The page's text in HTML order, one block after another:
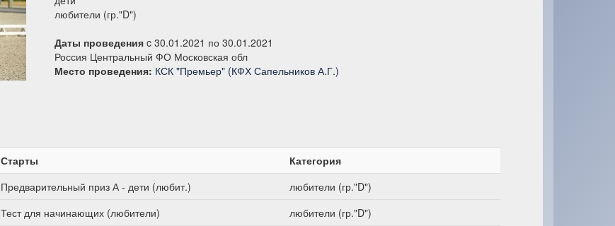
любители (гр."D")
Даты проведения c 30.01.2021 по 30.01.2021
Россия Центральный ФО Московская обл
Место проведения: КСК "Премьер" (КФХ Сапельников А.Г.)
Старты
Категория
Предварительный приз А - дети (любит.)
любители (гр."D")
Тест для начинающих (любители)
любители (гр."D")